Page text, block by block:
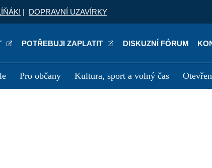
| DOPRAVNÍ UZAVÍRKY
POTŘEBUJI ZAPLATIT DISKUZNÍ FÓRUM
Pro občany Kultura, sport a volný čas